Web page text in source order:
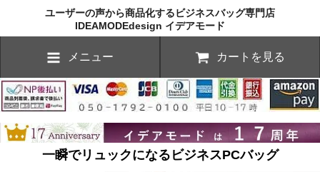
ユーザーの声から商品化するビジネスバッグ専門店
IDEAMODEdesign イデアモード
メニュー カートを見る
一瞬でリュックになるビジネスPCバッグ